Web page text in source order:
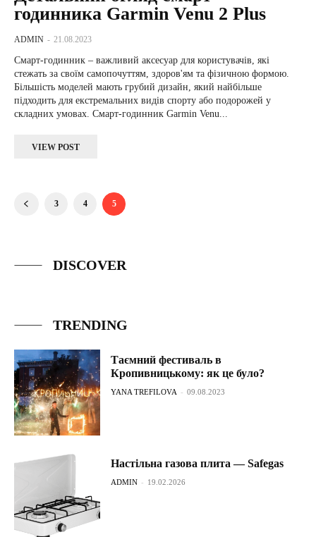
годинника Garmin Venu 2 Plus
ADMIN - 21.08.2023
Смарт-годинник – важливий аксесуар для користувачів, які
стежать за своїм самопочуттям, здоров'ям та фізичною формою.
Більшість моделей мають грубий дизайн, який найбільше
підходить для екстремальних видів спорту або подорожей у
складних умовах. Смарт-годинник Garmin Venu...
VIEW POST
3 4 5
DISCOVER
TRENDING
Таємний фестиваль в
Кропивницькому: як це було?
YANA TREFILOVA - 09.08.2023
Настільна газова плита — Safegas
ADMIN - 19.02.2026